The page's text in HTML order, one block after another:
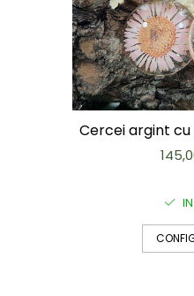
Accesorii tricotate
Decor Crăciun
TOATE Bijuteriile și Accesoriile
TOATE Produsele Zero Waste
TOATE Produsele
Cercei argint